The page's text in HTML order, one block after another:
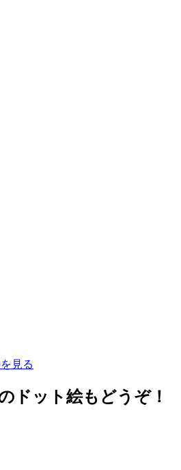
見る
ドット絵もどうぞ！